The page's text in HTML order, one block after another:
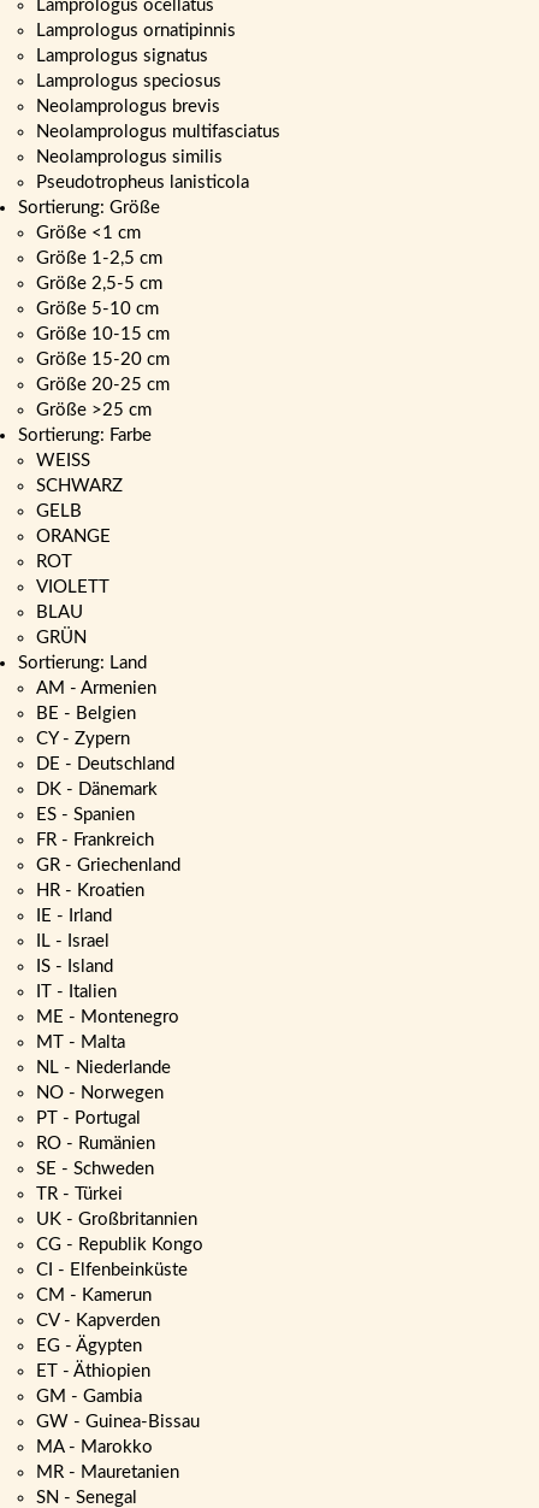
Lamprologus ocellatus
Lamprologus ornatipinnis
Lamprologus signatus
Lamprologus speciosus
Neolamprologus brevis
Neolamprologus multifasciatus
Neolamprologus similis
Pseudotropheus lanisticola
Sortierung: Größe
Größe <1 cm
Größe 1-2,5 cm
Größe 2,5-5 cm
Größe 5-10 cm
Größe 10-15 cm
Größe 15-20 cm
Größe 20-25 cm
Größe >25 cm
Sortierung: Farbe
WEISS
SCHWARZ
GELB
ORANGE
ROT
VIOLETT
BLAU
GRÜN
Sortierung: Land
AM - Armenien
BE - Belgien
CY - Zypern
DE - Deutschland
DK - Dänemark
ES - Spanien
FR - Frankreich
GR - Griechenland
HR - Kroatien
IE - Irland
IL - Israel
IS - Island
IT - Italien
ME - Montenegro
MT - Malta
NL - Niederlande
NO - Norwegen
PT - Portugal
RO - Rumänien
SE - Schweden
TR - Türkei
UK - Großbritannien
CG - Republik Kongo
CI - Elfenbeinküste
CM - Kamerun
CV - Kapverden
EG - Ägypten
ET - Äthiopien
GM - Gambia
GW - Guinea-Bissau
MA - Marokko
MR - Mauretanien
SN - Senegal